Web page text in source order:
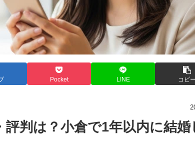
Pocket LINE コピー
判は？小倉で1年以内に結婚